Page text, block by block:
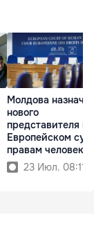
Молдова
нового
представителя в
Европейском
правам человека
23 Июл. 08:11